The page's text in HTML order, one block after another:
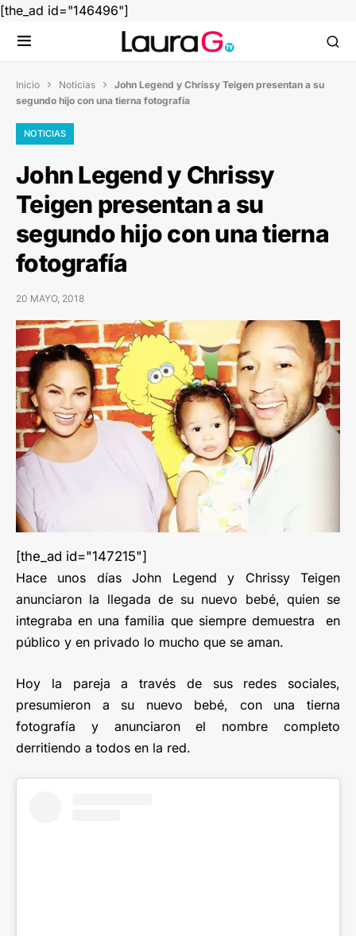
[the_ad id="146496"]
Inicio  Noticias  John Legend y Chrissy Teigen presentan a su
segundo hijo con una tierna fotografía
NOTICIAS
John Legend y Chrissy
Teigen presentan a su
segundo hijo con una tierna
fotografía
20 MAYO, 2018
[the_ad id="147215"]
Hace unos días John Legend y Chrissy Teigen
anunciaron la llegada de su nuevo bebé, quien se
integraba en una familia que siempre demuestra en
público y en privado lo mucho que se aman.
Hoy la pareja a través de sus redes sociales,
presumieron a su nuevo bebé, con una tierna
fotografía y anunciaron el nombre completo
derritiendo a todos en la red.